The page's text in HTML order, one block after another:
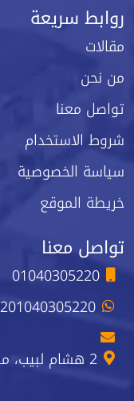
روابط سريعة
مقالات
من نحن
تواصل معنا
شروط الاستخدام
سياسة الخصوصية
خريطة الموقع
تواصل معنا
01040305220
201040305220
2 هشام لبيب، مكرم عبيد، مدينة نصر